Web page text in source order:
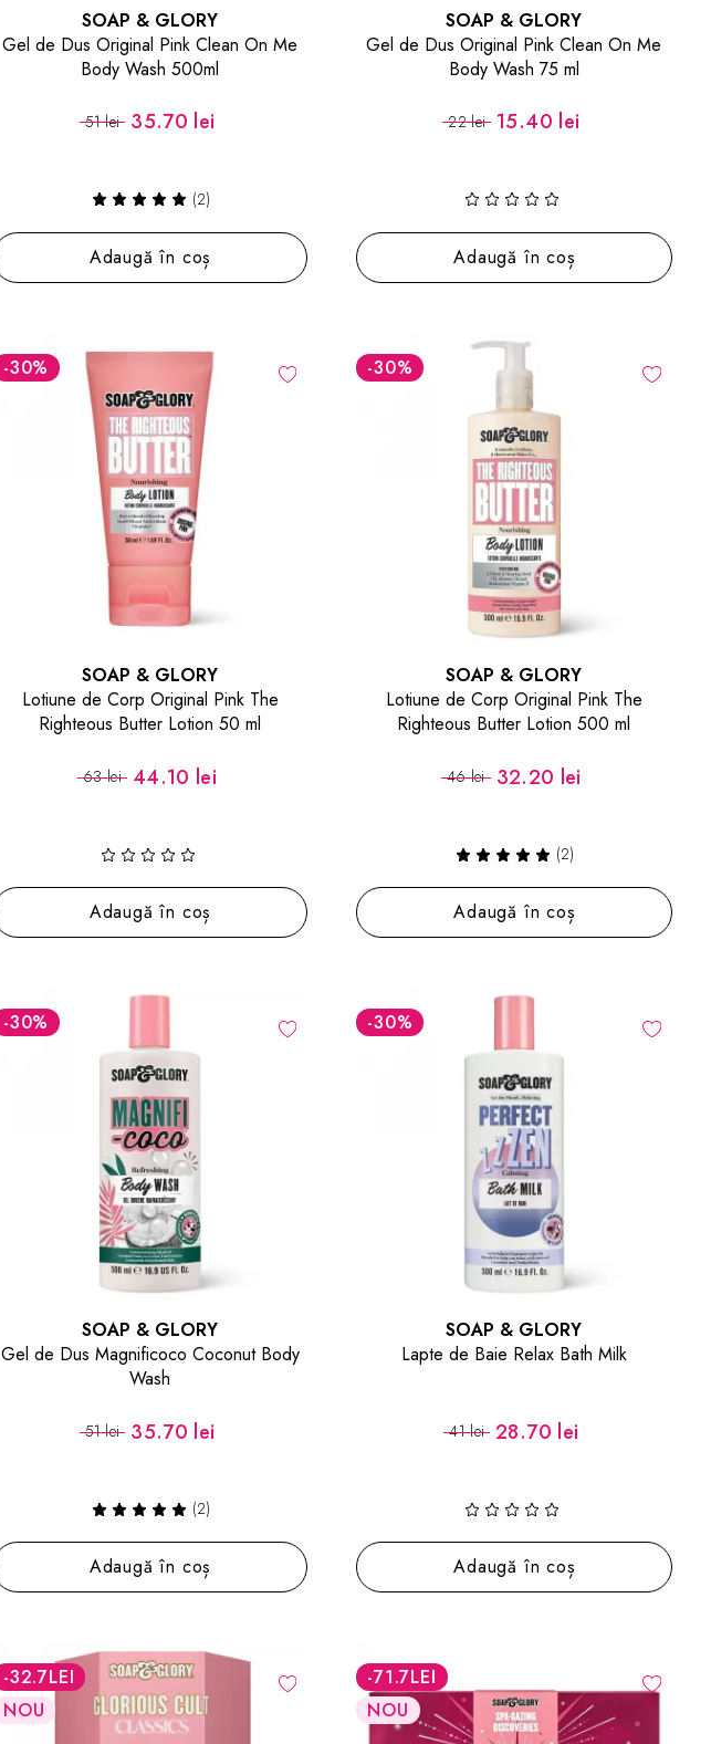
SOAP & GLORY
Gel de Dus Original Pink Clean On Me
Body Wash 500ml
51 lei 35.70 lei
(2)
Adaugă în coș
SOAP & GLORY
Gel de Dus Original Pink Clean On Me
Body Wash 75 ml
22 lei 15.40 lei
Adaugă în coș
-30%
SOAP & GLORY
Lotiune de Corp Original Pink The
Righteous Butter Lotion 50 ml
63 lei 44.10 lei
Adaugă în coș
-30%
SOAP & GLORY
Lotiune de Corp Original Pink The
Righteous Butter Lotion 500 ml
46 lei 32.20 lei
(2)
Adaugă în coș
-30%
SOAP & GLORY
Gel de Dus Magnificoco Coconut Body
Wash
51 lei 35.70 lei
(2)
Adaugă în coș
-30%
SOAP & GLORY
Lapte de Baie Relax Bath Milk
41 lei 28.70 lei
Adaugă în coș
-32.7LEI
NOU
-71.7LEI
NOU